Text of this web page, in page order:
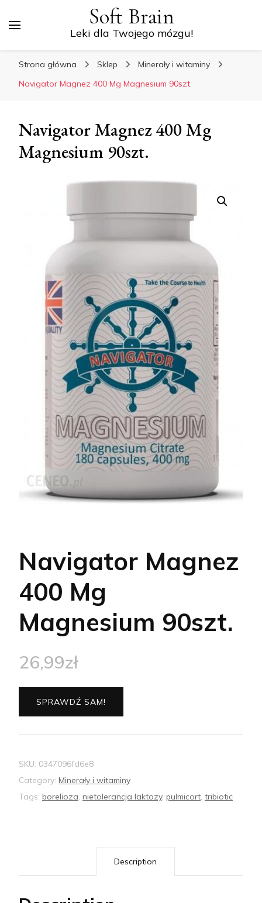
Soft Brain
Leki dla Twojego mózgu!
Strona główna Sklep
Minerały i witaminy
Navigator Magnez 400 Mg Magnesium 90szt.
Navigator Magnez 400 Mg
Magnesium 90szt.
Navigator Magnez
400 Mg
Magnesium 90szt.
26,99zł
SPRAWDŹ SAM!
SKU: 0347096fd6e8
Category: Minerały i witaminy
Tags: borelioza, nietolerancja laktozy, pulmicort, tribiotic
Description